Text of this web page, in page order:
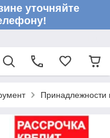
уточняйте
Принадлежности